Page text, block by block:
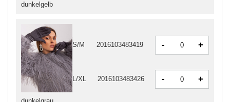
dunkelgelb
S/M 2016103483419 - +
L/XL 2016103483426 - +